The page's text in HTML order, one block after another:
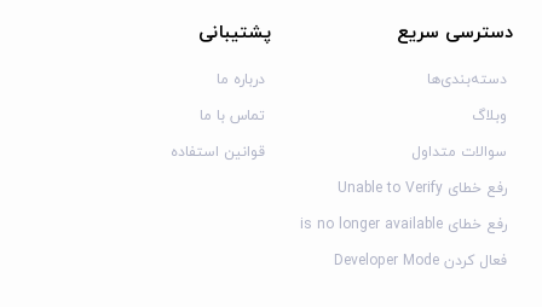
دسترسی سریع
دسته‌بندی‌ها
وبلاگ
سوالات متداول
رفع خطای Unable to Verify
رفع خطای is no longer available
فعال کردن Developer Mode
پشتیبانی
درباره ما
تماس با ما
قوانین استفاده